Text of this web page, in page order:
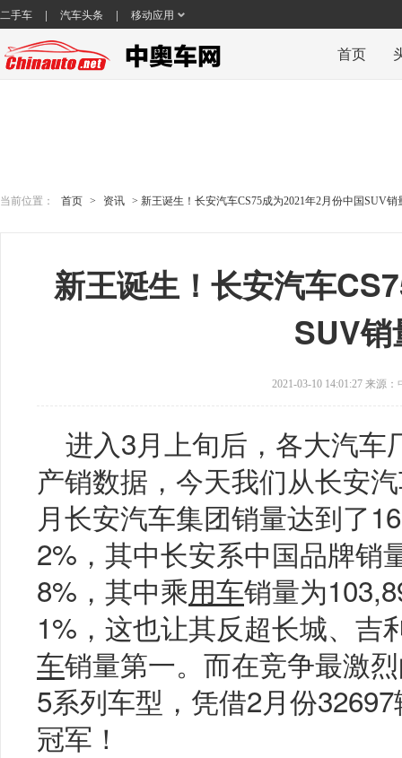
二手车 | 汽车头条 | 移动应用
首页
当前位置： 首页 > 资讯 > 新王诞生！长安汽车CS75成为2021年2月份中国SUV销
新王诞生！长安汽车
SUV
2021-03-10 14:01:27 来源：
进入3月上旬后，各大汽车
产销数据，今天我们从长安
月长安汽车集团销量达到了
2%，其中长安系中国品牌销
8%，其中乘用车销量为
1%，这也让其反超长城、吉
车销量第一。而在竞争最激
5系列车型，凭借2月份
冠军！